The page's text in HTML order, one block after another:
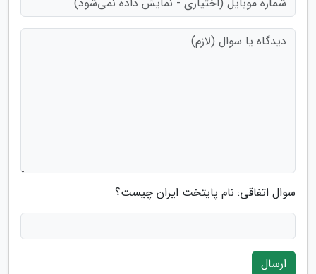
سوال اتفاقی: نام پایتخت ایران چیست؟
ارسال